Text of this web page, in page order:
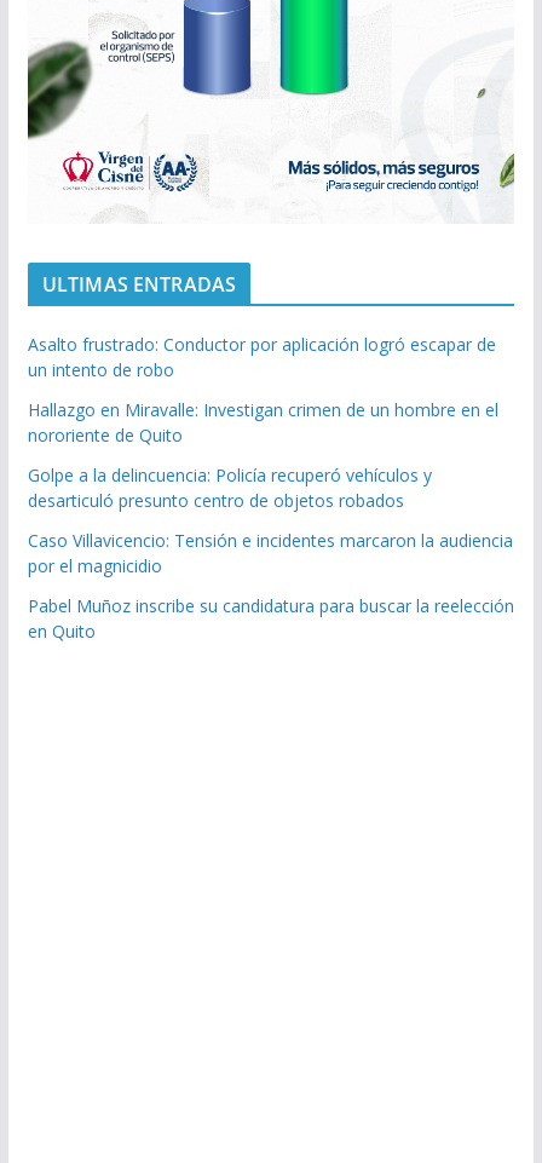
ULTIMAS ENTRADAS
Asalto frustrado: Conductor por aplicación logró escapar de
un intento de robo
Hallazgo en Miravalle: Investigan crimen de un hombre en el
nororiente de Quito
Golpe a la delincuencia: Policía recuperó vehículos y
desarticuló presunto centro de objetos robados
Caso Villavicencio: Tensión e incidentes marcaron la audiencia
por el magnicidio
Pabel Muñoz inscribe su candidatura para buscar la reelección
en Quito